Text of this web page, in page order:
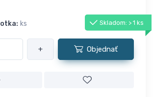
ks Skladom: > 1 ks
+ Objednať